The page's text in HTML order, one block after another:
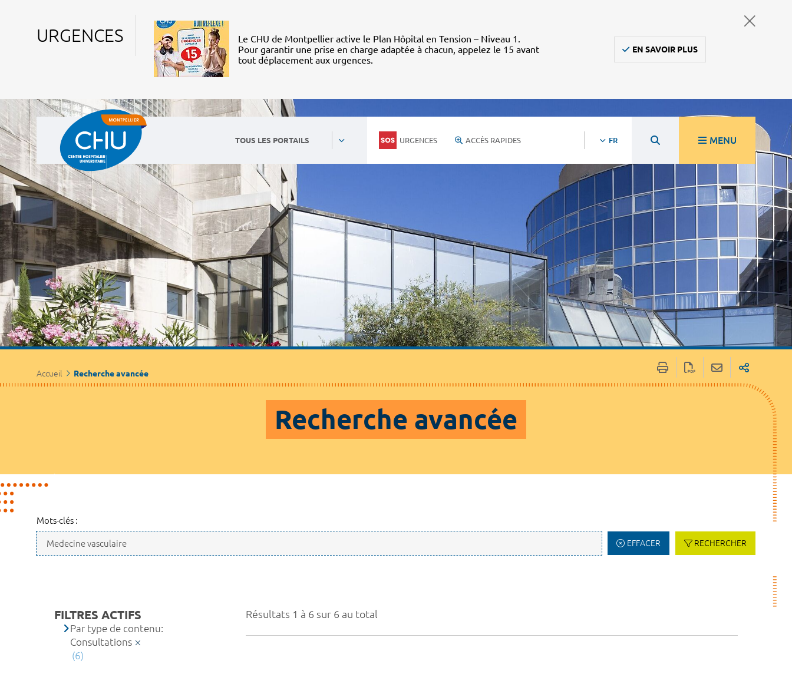
URGENCES
Le CHU de Montpellier active le Plan Hôpital en Tension – Niveau 1.
Pour garantir une prise en charge adaptée à chacun, appelez le 15 avant
tout déplacement aux urgences.
EN SAVOIR PLUS
TOUS LES PORTAILS URGENCES ACCÈS RAPIDES FR MENU
Accueil Recherche avancée
Recherche avancée
Mots-clés :
EFFACER RECHERCHER
Résultats 1 à 6 sur 6 au total
FILTRES ACTIFS
Par type de contenu:
Consultations
(6)